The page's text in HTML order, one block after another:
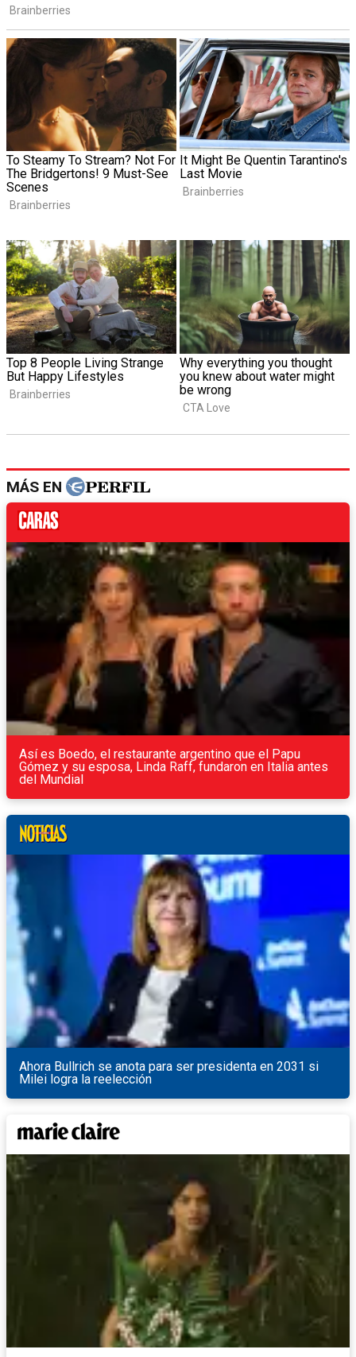
MÁS EN
Así es Boedo, el restaurante argentino que el Papu
Gómez y su esposa, Linda Raff, fundaron en Italia antes
del Mundial
Ahora Bullrich se anota para ser presidenta en 2031 si
Milei logra la reelección